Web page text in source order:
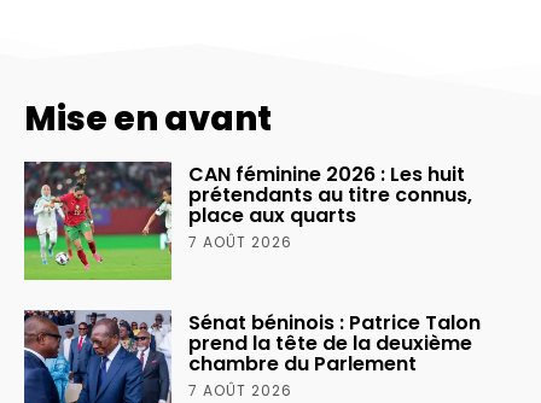
Mise en avant
CAN féminine 2026 : Les huit
prétendants au titre connus,
place aux quarts
7 AOÛT 2026
Sénat béninois : Patrice Talon
prend la tête de la deuxième
chambre du Parlement
7 AOÛT 2026